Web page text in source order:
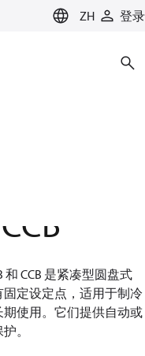
ZH 登录
和 CCB 是紧凑型圆盘式
定设定点，适用于制冷
使用。它们提供自动或
。